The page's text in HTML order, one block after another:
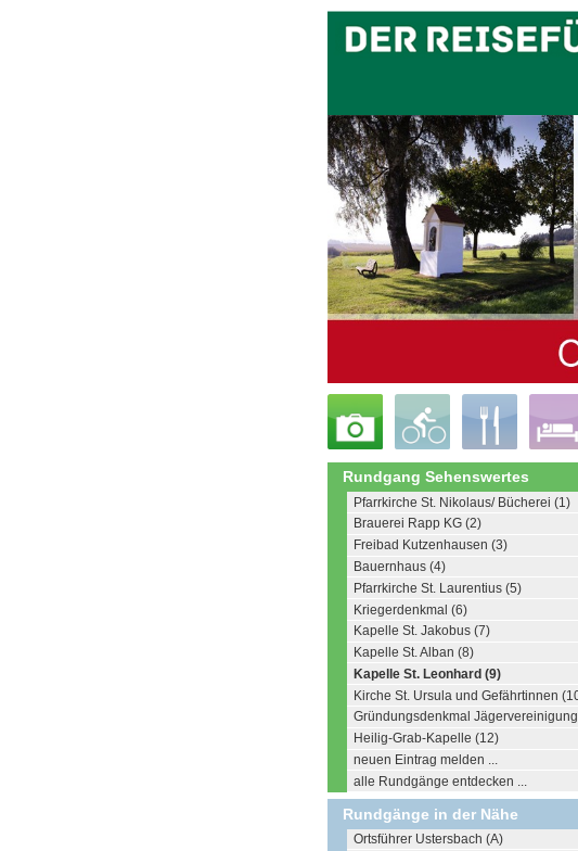
Rundgang Sehenswertes
Pfarrkirche St. Nikolaus/ Bücherei (1)
Brauerei Rapp KG (2)
Freibad Kutzenhausen (3)
Bauernhaus (4)
Pfarrkirche St. Laurentius (5)
Kriegerdenkmal (6)
Kapelle St. Jakobus (7)
Kapelle St. Alban (8)
Kapelle St. Leonhard (9)
Kirche St. Ursula und Gefährtinnen
Gründungsdenkmal
Heilig-Grab-Kapelle (12)
neuen Eintrag melden ...
alle Rundgänge entdecken ...
Rundgänge in der Nähe
Ortsführer Ustersbach (A)